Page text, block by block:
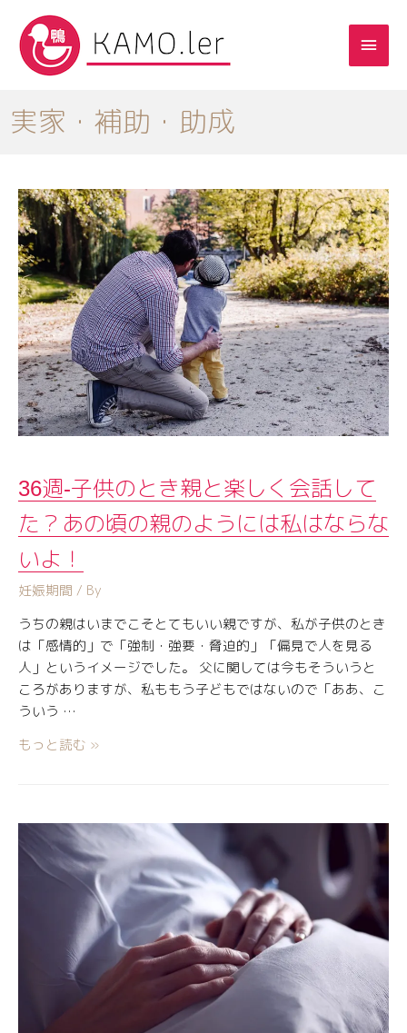
実家・補助・助成
36週-子供のとき親と楽しく会話して
た？あの頃の親のようには私はならな
いよ！
妊娠期間 / By
うちの親はいまでこそとてもいい親ですが、私が子供のとき
は「感情的」で「強制・強要・脅迫的」「偏見で人を見る
人」というイメージでした。 父に関しては今もそういうと
ころがありますが、私ももう子どもではないので「ああ、こ
ういう …
もっと読む »